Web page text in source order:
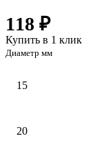
118 ₽
Купить в 1 клик
Диаметр мм
15
20